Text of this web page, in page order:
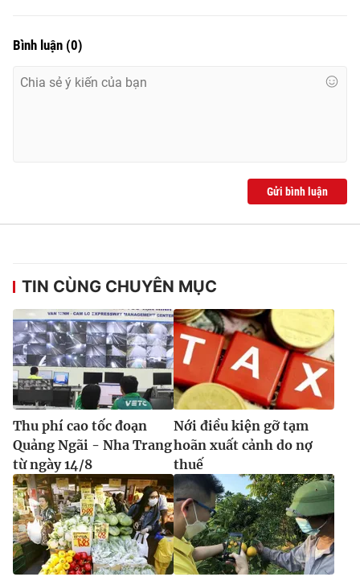
Cơ quan báo chí:Thời báo VTV
024.38 355 931 - 024.38 355 932
Ðiện thoại Thời báo VTV:024.66 897 897
Liên hệ quảng cáo:
024-7300.7108
® Cấm sao chép dưới mọi hình thức nếu không có sự chấp
thuận bằng văn bản. Ghi rõ nguồn VTV.vn khi phát hành lại
thông tin từ website này.
Bình luận (0)
Gửi bình luận
TIN CÙNG CHUYÊN MỤC
Thu phí cao tốc đoạn
Quảng Ngãi - Nha Trang
từ ngày 14/8
Nới điều kiện gỡ tạm
hoãn xuất cảnh do nợ
thuế